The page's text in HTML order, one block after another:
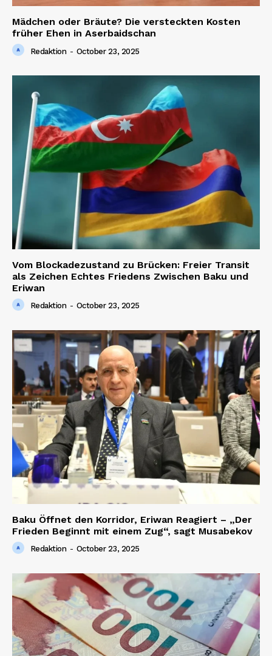
Mädchen oder Bräute? Die versteckten Kosten
früher Ehen in Aserbaidschan
Redaktion - October 23, 2025
Vom Blockadezustand zu Brücken: Freier Transit
als Zeichen Echtes Friedens Zwischen Baku und
Eriwan
Redaktion - October 23, 2025
Baku Öffnet den Korridor, Eriwan Reagiert – „Der
Frieden Beginnt mit einem Zug“, sagt Musabekov
Redaktion - October 23, 2025